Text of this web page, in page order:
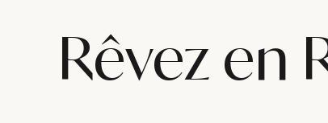
Rêvez en